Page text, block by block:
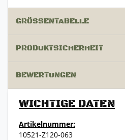
GRÖSSENTABELLE
PRODUKTSICHERHEIT
BEWERTUNGEN
WICHTIGE DATEN
Artikelnummer:
10521-Z120-063